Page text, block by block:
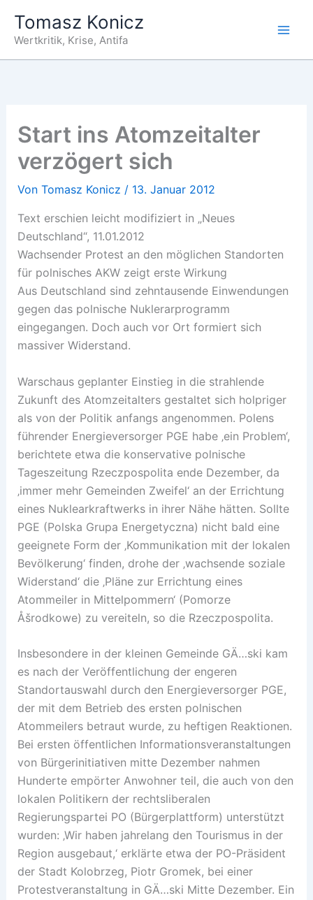
Inhalt
springen
Tomasz Konicz
Wertkritik, Krise, Antifa
Start ins Atomzeitalter
verzögert sich
Von Tomasz Konicz / 13. Januar 2012
Text erschien leicht modifiziert in „Neues
Deutschland“, 11.01.2012
Wachsender Protest an den möglichen Standorten
für polnisches AKW zeigt erste Wirkung
Aus Deutschland sind zehntausende Einwendungen
gegen das polnische Nuklerarprogramm
eingegangen. Doch auch vor Ort formiert sich
massiver Widerstand.
Warschaus geplanter Einstieg in die strahlende
Zukunft des Atomzeitalters gestaltet sich holpriger
als von der Politik anfangs angenommen. Polens
führender Energieversorger PGE habe ‚ein Problem‘,
berichtete etwa die konservative polnische
Tageszeitung Rzeczpospolita ende Dezember, da
‚immer mehr Gemeinden Zweifel‘ an der Errichtung
eines Nuklearkraftwerks in ihrer Nähe hätten. Sollte
PGE (Polska Grupa Energetyczna) nicht bald eine
geeignete Form der ‚Kommunikation mit der lokalen
Bevölkerung‘ finden, drohe der ‚wachsende soziale
Widerstand‘ die ‚Pläne zur Errichtung eines
Atommeiler in Mittelpommern‘ (Pomorze
Åšrodkowe) zu vereiteln, so die Rzeczpospolita.
Insbesondere in der kleinen Gemeinde GÄ…ski kam
es nach der Veröffentlichung der engeren
Standortauswahl durch den Energieversorger PGE,
der mit dem Betrieb des ersten polnischen
Atommeilers betraut wurde, zu heftigen Reaktionen.
Bei ersten öffentlichen Informationsveranstaltungen
von Bürgerinitiativen mitte Dezember nahmen
Hunderte empörter Anwohner teil, die auch von den
lokalen Politikern der rechtsliberalen
Regierungspartei PO (Bürgerplattform) unterstützt
wurden: ‚Wir haben jahrelang den Tourismus in der
Region ausgebaut,‘ erklärte etwa der PO-Präsident
der Stadt Kolobrzeg, Piotr Gromek, bei einer
Protestveranstaltung in GÄ…ski Mitte Dezember. Ein